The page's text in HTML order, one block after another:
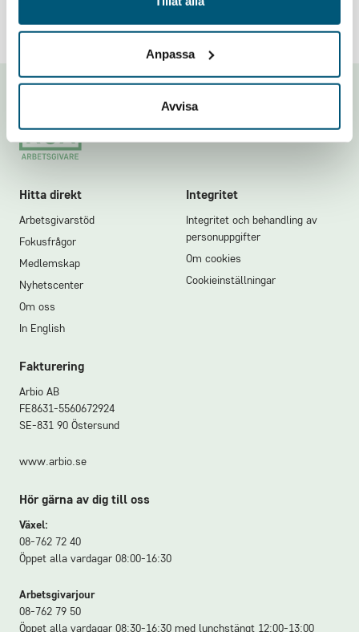
Anpassa
Avvisa
Hitta direkt
Arbetsgivarstöd
Fokusfrågor
Medlemskap
Nyhetscenter
Om oss
In English
Integritet
Integritet och behandling av
personuppgifter
Om cookies
Cookieinställningar
Fakturering
Arbio AB
FE8631-5560672924
SE-831 90 Östersund
www.arbio.se
Hör gärna av dig till oss
Växel:
08-762 72 40
Öppet alla vardagar 08:00-16:30
Arbetsgivarjour
08-762 79 50
Öppet alla vardagar 08:30-16:30 med lunchstängt 12:00-13:00